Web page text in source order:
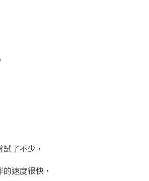
了不少，
速度很快，